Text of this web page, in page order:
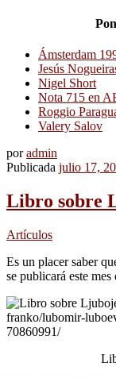
Ámsterdam
Jesús
Nigel Short
Nota 715 en
Roggio
Valery Salov
poradmin
Publicada julio 17,
Libro sobre
Artículos
Es un placer saber
se publicará este mes